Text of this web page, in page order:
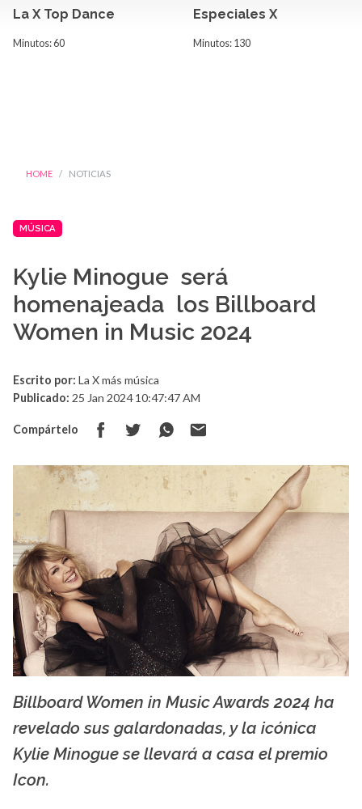
La X Top Dance
Minutos: 60
Especiales X
Minutos: 130
HOME NOTICIAS
MÚSICA
Kylie Minogue será
homenajeada los Billboard
Women in Music 2024
Escrito por: La X más música
Publicado: 25 Jan 2024 10:47:47 AM
Compártelo
La X mas música
Billboard Women in Music Awards 2024 ha
revelado sus galardonadas, y la icónica
Kylie Minogue se llevará a casa el premio
Icon.